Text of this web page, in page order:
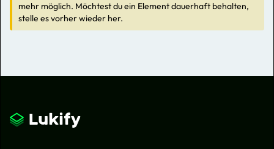
mehr möglich. Möchtest du ein Element dauerhaft behalten,
stelle es vorher wieder her.